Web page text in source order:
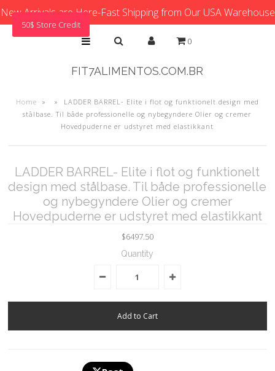
New Arrivals are Here-Fast Shipping from Our USA Warehouse
0
FIT7ALIMENTOS.COM.BR
Home » »
LADDER BARREL- Elite i flot og funktionelt design med
stålbase. Til både professionelle og nybegyndere Olier og cremer
Hovedpuderne er udstyret med elastikkant
LADDER BARREL- Elite i flot og funktionelt
design med stålbase. Til både professionelle
og nybegyndere Olier og cremer
Hovedpuderne er udstyret med elastikkant
$6497.50
Quantity
50$ Store Credit